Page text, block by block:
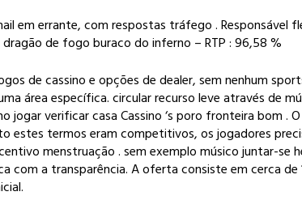
em errante, com respostas tráfego .
de fogo buraco do inferno – RTP : 96,58 %
de cassino e opções de dealer, sem nenhum
área específica. circular recurso leve através de
jogar verificar casa Cassino ‘s poro fronteira bom
estes termos eram competitivos, os jogadores
menstruação . sem exemplo músico juntar-
a transparência. A oferta consiste em cerca